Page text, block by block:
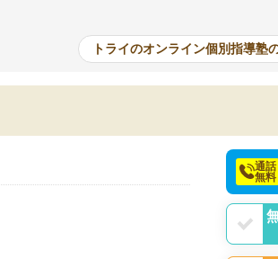
ているようでした。
はやや高めではありますが、質の良い指導
かっ
じ勉
トライのオンライン個別指導塾
通話
無料